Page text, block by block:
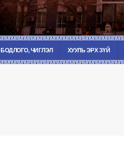
БОДЛОГО, ЧИГЛЭЛ ХУУЛЬ ЭРХ ЗҮЙ